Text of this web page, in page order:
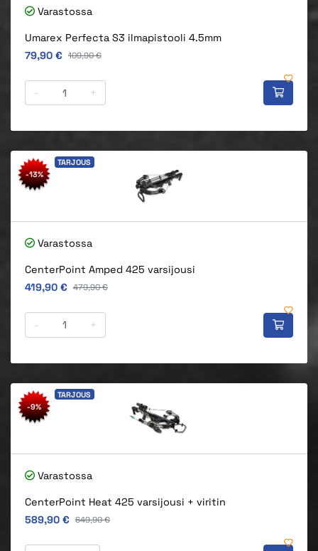
Varastossa
Umarex Perfecta S3 ilmapistooli 4.5mm
Alkuperäinen hinta
79,90 € Alkuperäinen hinta
109,90 €
- +
-13%
TARJOUS
Varastossa
CenterPoint Amped 425 varsijousi
Alkuperäinen hinta
419,90 € Alkuperäinen hinta
479,90 €
- +
-9%
TARJOUS
Varastossa
CenterPoint Heat 425 varsijousi + viritin
Alkuperäinen hinta
589,90 € Alkuperäinen hinta
649,90 €